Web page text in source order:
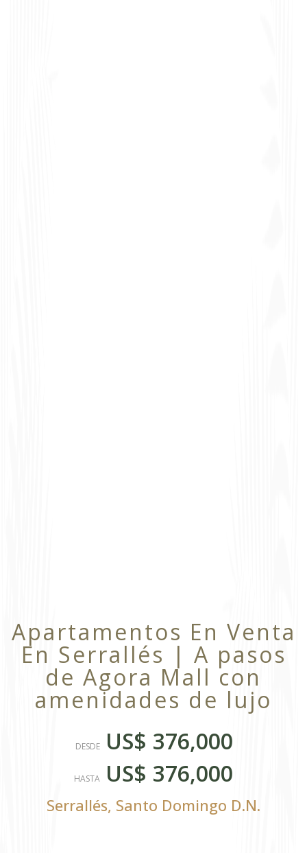
Apartamentos En Venta
En Serrallés | A pasos
de Agora Mall con
amenidades de lujo
DESDE US$ 376,000
HASTA US$ 376,000
Serrallés, Santo Domingo D.N.